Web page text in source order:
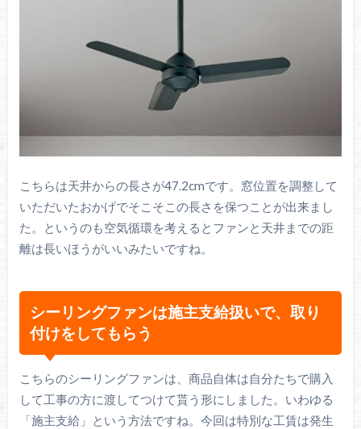
こちらは天井からの長さが47.2cmです。窓位置を調整して
いただいたおかげでそこそこの長さを保つことが出来まし
た。というのも空気循環を考えるとファンと天井までの距
離は長いほうがいいみたいですね。
シーリングファンは施主支給扱いで、取り
付けをしてもらう
こちらのシーリングファンは、商品自体は自分たちで購入
して工事の方に渡してつけて貰う形にしました。いわゆる
「施主支給」という方法ですね。今回は特別な工賃は発生